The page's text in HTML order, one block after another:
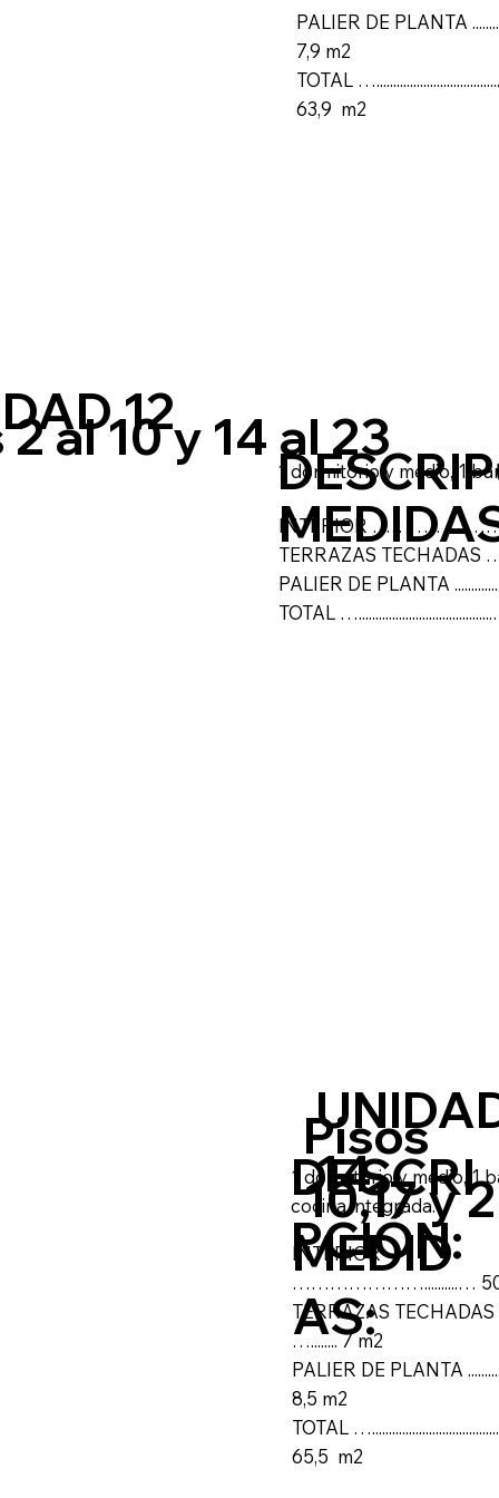
PALIER DE PLANTA
7,9 m2
TOTAL
63,9 m2
al 10 y 14 al 23
12
1 dormitorio y medio, 1
INTERIOR
TERRAZAS TECHADAS
PALIER DE PLANTA
TOTAL
Pisos
10,17 y
14
DESCRI
PCIÓN:
1 dormitorio y medio, 1
cocina integrada.
MEDID
AS:
INTERIOR
…………………..........… 50
TERRAZAS
…........ 7 m2
PALIER DE PLANTA
8,5 m2
TOTAL
65,5 m2